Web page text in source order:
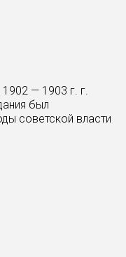
— 1903 г. г.
был
советской власти
празднования